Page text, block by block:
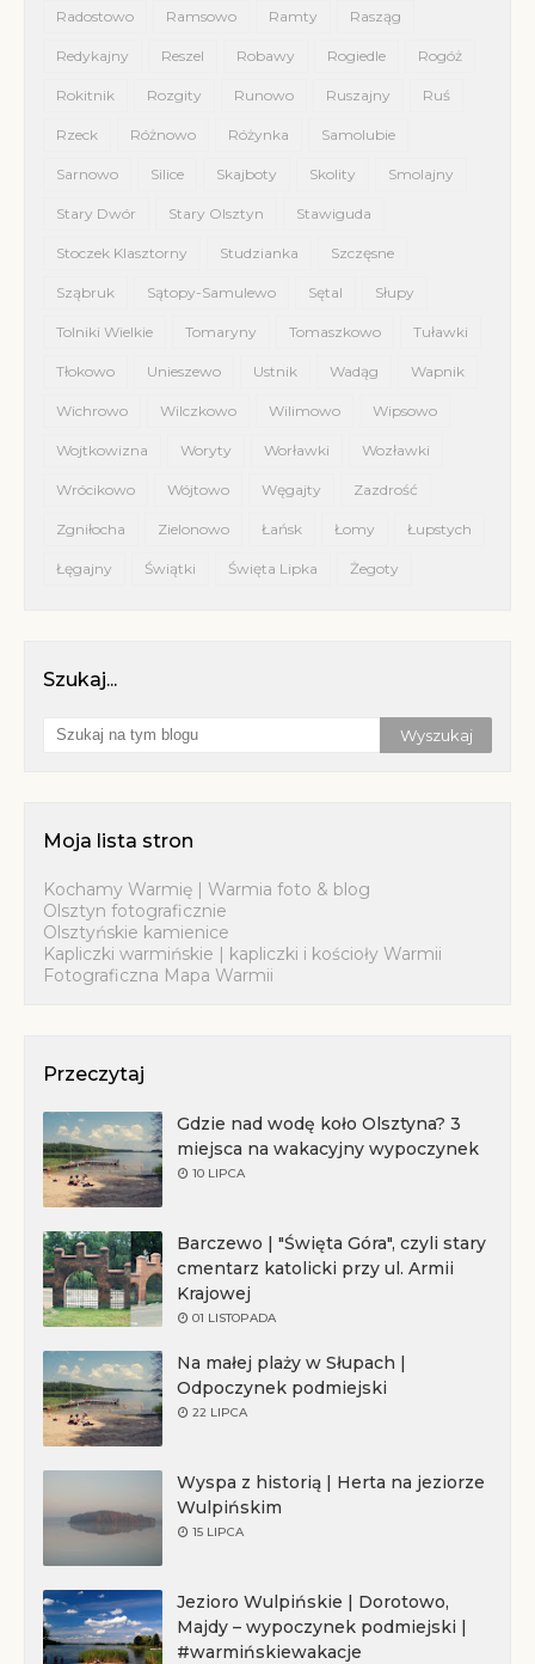
Radostowo Ramsowo Ramty Rasząg
Redykajny Reszel Robawy Rogiedle Rogóż
Rokitnik Rozgity Runowo Ruszajny Ruś
Rzeck Różnowo Różynka Samolubie
Sarnowo Silice Skajboty Skolity Smolajny
Stary Dwór Stary Olsztyn Stawiguda
Stoczek Klasztorny Studzianka Szczęsne
Sząbruk Sątopy-Samulewo Sętal Słupy
Tolniki Wielkie Tomaryny Tomaszkowo Tuławki
Tłokowo Unieszewo Ustnik Wadąg Wapnik
Wichrowo Wilczkowo Wilimowo Wipsowo
Wojtkowizna Woryty Worławki Wozławki
Wrócikowo Wójtowo Węgajty Zazdrość
Zgniłocha Zielonowo Łańsk Łomy Łupstych
Łęgajny Świątki Święta Lipka Żegoty
Szukaj...
Moja lista stron
Kochamy Warmię | Warmia foto & blog
Olsztyn fotograficznie
Olsztyńskie kamienice
Kapliczki warmińskie | kapliczki i kościoły Warmii
Fotograficzna Mapa Warmii
Przeczytaj
Gdzie nad wodę koło Olsztyna? 3
miejsca na wakacyjny wypoczynek
10 LIPCA
Barczewo | "Święta Góra", czyli stary
cmentarz katolicki przy ul. Armii
Krajowej
01 LISTOPADA
Na małej plaży w Słupach |
Odpoczynek podmiejski
22 LIPCA
Wyspa z historią | Herta na jeziorze
Wulpińskim
15 LIPCA
Jezioro Wulpińskie | Dorotowo,
Majdy – wypoczynek podmiejski |
#warmińskiewakacje